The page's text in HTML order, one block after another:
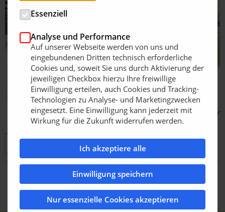
Bildquelle: Max Holder
Holder Gebrauchtfahrzeuge
Zurück zur Übersicht
Essenziell
Analyse und Performance
Auf unserer Webseite werden von uns und
eingebundenen Dritten technisch erforderliche
Cookies und, soweit Sie uns durch Aktivierung der
jeweiligen Checkbox hierzu Ihre freiwillige
Einwilligung erteilen, auch Cookies und Tracking-
Technologien zu Analyse- und Marketingzwecken
eingesetzt. Eine Einwilligung kann jederzeit mit
Wirkung für die Zukunft widerrufen werden.
Ich akzeptiere alle
Einwilligung speichern
Nur essenzielle Cookies akzeptieren